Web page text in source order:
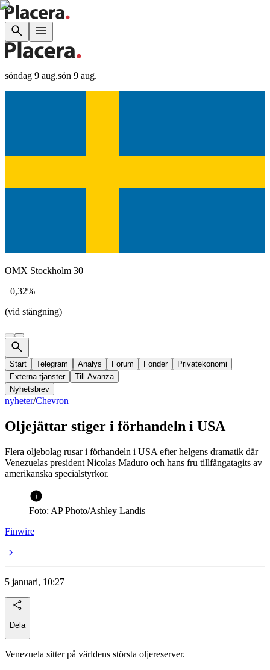
söndag 9 aug.sön 9 aug.
OMX Stockholm 30
−0,32%
(vid stängning)
Start Telegram Analys Forum Fonder
Privatekonomi
Externa tjänster
Till Avanza
Nyhetsbrev
nyheter/Chevron
Oljejättar stiger i förhandeln i USA
Flera oljebolag rusar i förhandeln i USA efter helgens dramatik där
Venezuelas president Nicolas Maduro och hans fru tillfångatagits av
amerikanska specialstyrkor.
Foto: AP Photo/Ashley Landis
Finwire
5 januari, 10:27
Dela
Venezuela sitter på världens största oljereserver.